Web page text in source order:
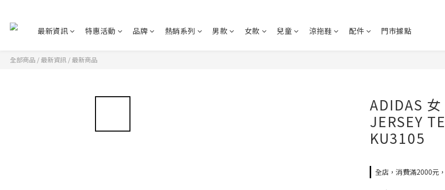
最新資訊 特惠活動 品牌 熱銷系列 男款 女款 兒童 涼拖鞋 配件 門市據點
全部商品 /最新資訊 /最新商品
ADIDAS
JERSEY
KU3105
全店，消費滿2000元